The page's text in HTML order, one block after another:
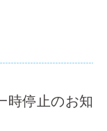
時停止のお知